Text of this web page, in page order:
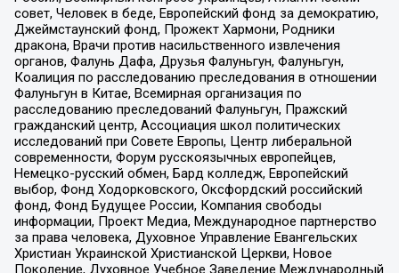
совет, Человек в беде, Европейский фонд за демократию,
Джеймстаунский фонд, Прожект Хармони, Родники
дракона, Врачи против насильственного извлечения
органов, Фалунь Дафа, Друзья Фалуньгун, Фалуньгун,
Коалиция по расследованию преследования в отношении
Фалуньгун в Китае, Всемирная организация по
расследованию преследований Фалуньгун, Пражский
гражданский центр, Ассоциация школ политических
исследований при Совете Европы, Центр либеральной
современности, Форум русскоязычных европейцев,
Немецко-русский обмен, Бард колледж, Европейский
выбор, Фонд Ходорковского, Оксфордский российский
фонд, Фонд Будущее России, Компания свободы
информации, Проект Медиа, Международное партнерство
за права человека, Духовное Управление Евангельских
Христиан Украинской Христианской Церкви, Новое
Поколение, Духовное Учебное Заведение Международный